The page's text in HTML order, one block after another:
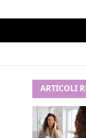
ARTICOLI